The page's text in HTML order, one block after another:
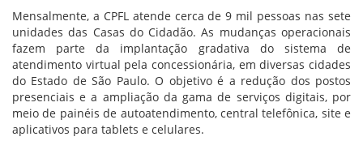
Mensalmente, a CPFL atende cerca de 9 mil pessoas nas sete
unidades das Casas do Cidadão. As mudanças operacionais
fazem parte da implantação gradativa do sistema de
atendimento virtual pela concessionária, em diversas cidades
do Estado de São Paulo. O objetivo é a redução dos postos
presenciais e a ampliação da gama de serviços digitais, por
meio de painéis de autoatendimento, central telefônica, site e
aplicativos para tablets e celulares.